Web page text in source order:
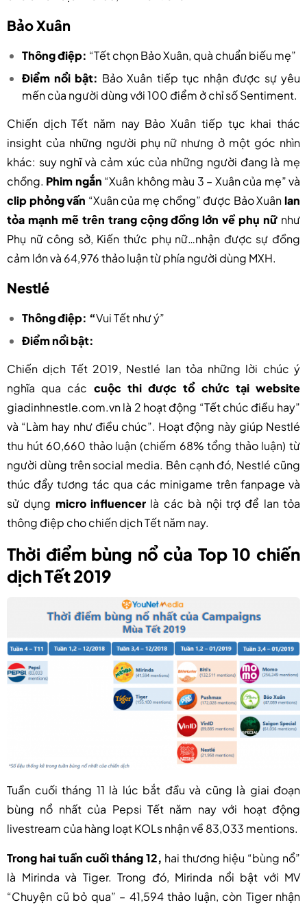
Bảo Xuân
Thông điệp: “Tết chọn Bảo Xuân, quà chuẩn biếu mẹ”
Điểm nổi bật: Bảo Xuân tiếp tục nhận được sự yêu
mến của người dùng với 100 điểm ở chỉ số Sentiment.
Chiến dịch Tết năm nay Bảo Xuân tiếp tục khai thác
insight của những người phụ nữ nhưng ở một góc nhìn
khác: suy nghĩ và cảm xúc của những người đang là mẹ
chồng. Phim ngắn “Xuân không màu 3 – Xuân của mẹ” và
clip phỏng vấn “Xuân của mẹ chồng” được Bảo Xuânlan
tỏa mạnh mẽ trên trang cộng đồng lớn về phụ nữ như
Phụ nữ công sở, Kiến thức phụ nữ…nhận được sự đồng
cảm lớn và 64,976 thảo luận từ phía người dùng MXH.
Nestlé
Thông điệp: “Vui Tết như ý”
Điểm nổi bật:
Chiến dịch Tết 2019, Nestlé lan tỏa những lời chúc ý
nghĩa qua các cuộc thi được tổ chức tại website
giadinhnestle.com.vn là 2 hoạt động “Tết chúc điều hay”
và “Làm hay như điều chúc”. Hoạt động này giúp Nestlé
thu hút 60,660 thảo luận (chiếm 68% tổng thảo luận) từ
người dùng trên social media. Bên cạnh đó, Nestlé cũng
thúc đẩy tương tác qua các minigame trên fanpage và
sử dụng micro influencer là các bà nội trợ để lan tỏa
thông điệp cho chiến dịch Tết năm nay.
Thời điểm bùng nổ của Top 10 chiến
dịch Tết 2019
Tuần cuối tháng 11 là lúc bắt đầu và cũng là giai đoạn
bùng nổ nhất của Pepsi Tết năm nay với hoạt động
livestream của hàng loạt KOLs nhận về 83,033 mentions.
Trong hai tuần cuối tháng 12, hai thương hiệu “bùng nổ”
là Mirinda và Tiger. Trong đó, Mirinda nổi bật với MV
“Chuyện cũ bỏ qua” – 41,594 thảo luận, còn Tiger nhận